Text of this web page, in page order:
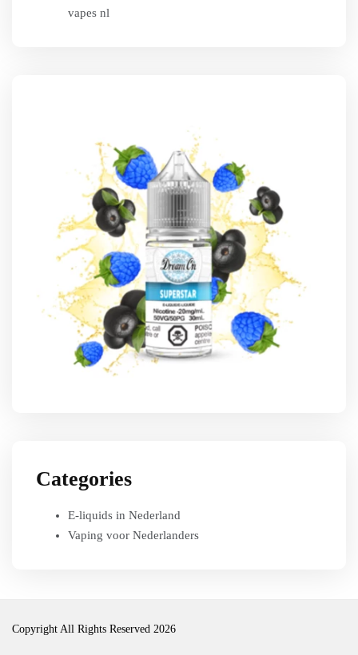
vapes nl
Categories
E-liquids in Nederland
Vaping voor Nederlanders
Copyright All Rights Reserved 2026